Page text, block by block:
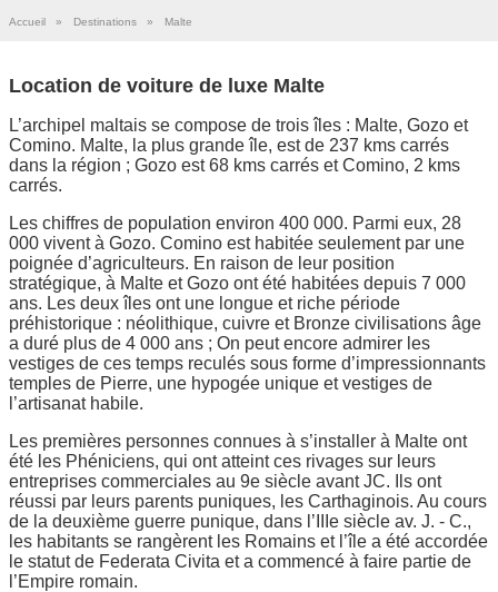
Accueil » Destinations » Malte
Location de voiture de luxe Malte
L’archipel maltais se compose de trois îles : Malte, Gozo et
Comino. Malte, la plus grande île, est de 237 kms carrés
dans la région ; Gozo est 68 kms carrés et Comino, 2 kms
carrés.
Les chiffres de population environ 400 000. Parmi eux, 28
000 vivent à Gozo. Comino est habitée seulement par une
poignée d’agriculteurs. En raison de leur position
stratégique, à Malte et Gozo ont été habitées depuis 7 000
ans. Les deux îles ont une longue et riche période
préhistorique : néolithique, cuivre et Bronze civilisations âge
a duré plus de 4 000 ans ; On peut encore admirer les
vestiges de ces temps reculés sous forme d’impressionnants
temples de Pierre, une hypogée unique et vestiges de
l’artisanat habile.
Les premières personnes connues à s’installer à Malte ont
été les Phéniciens, qui ont atteint ces rivages sur leurs
entreprises commerciales au 9e siècle avant JC. Ils ont
réussi par leurs parents puniques, les Carthaginois. Au cours
de la deuxième guerre punique, dans l’IIIe siècle av. J. - C.,
les habitants se rangèrent les Romains et l’île a été accordée
le statut de Federata Civita et a commencé à faire partie de
l’Empire romain.